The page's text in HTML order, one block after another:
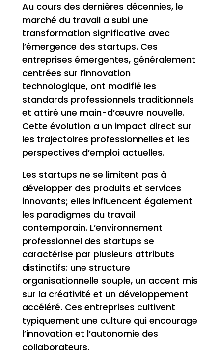
Au cours des dernières décennies, le
marché du travail a subi une
transformation significative avec
l’émergence des startups. Ces
entreprises émergentes, généralement
centrées sur l’innovation
technologique, ont modifié les
standards professionnels traditionnels
et attiré une main-d’œuvre nouvelle.
Cette évolution a un impact direct sur
les trajectoires professionnelles et les
perspectives d’emploi actuelles.
Les startups ne se limitent pas à
développer des produits et services
innovants; elles influencent également
les paradigmes du travail
contemporain. L’environnement
professionnel des startups se
caractérise par plusieurs attributs
distinctifs: une structure
organisationnelle souple, un accent mis
sur la créativité et un développement
accéléré. Ces entreprises cultivent
typiquement une culture qui encourage
l’innovation et l’autonomie des
collaborateurs.